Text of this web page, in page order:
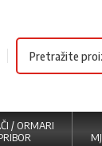
/ ORMARI